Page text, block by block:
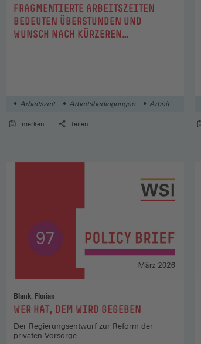
:FRAGMENTIERTE ARBEITSZEITEN
BEDEUTEN ÜBERSTUNDEN UND
WUNSCH NACH KÜRZEREN
Arbeitszeit Arbeitsbedingungen Arbeit
merken teilen
Blank, Florian
:WER HAT, DEM WIRD GEGEBEN
Der Regierungsentwurf zur Reform der
privaten Vorsorge